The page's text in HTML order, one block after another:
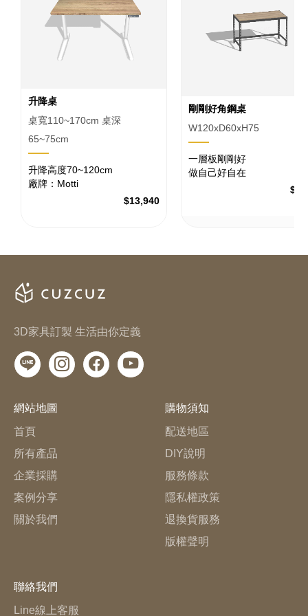
升降桌
桌寬110~170cm 桌深
65~75cm
升降高度70~120cm
廠牌：Motti
$13,940
剛剛好角鋼桌
W120xD60xH75
一層板剛剛好
做自己好自在
3D家具訂製 生活由你定義
網站地圖
首頁
所有產品
企業採購
案例分享
關於我們
購物須知
配送地區
DIY說明
服務條款
隱私權政策
退換貨服務
版權聲明
聯絡我們
Line線上客服